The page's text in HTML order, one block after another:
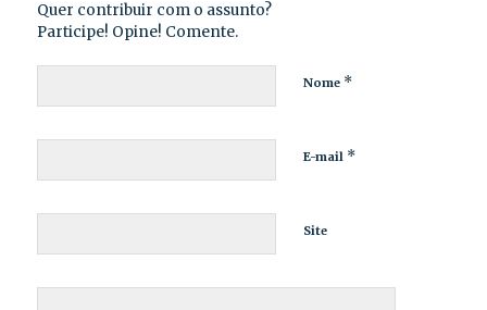
Quer contribuir com o assunto?
Participe! Opine! Comente.
Nome *
E-mail *
Site